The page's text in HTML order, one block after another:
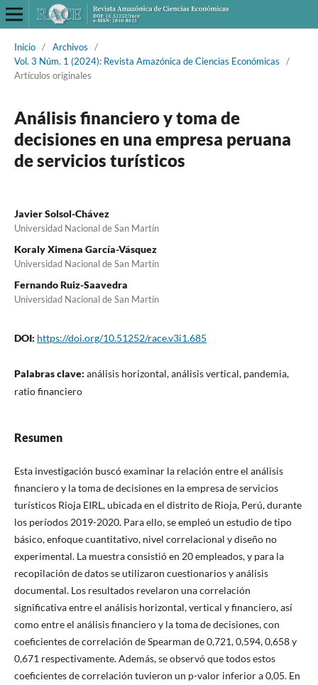
Inicio / Archivos
/
Vol. 3 Núm. 1 (2024): Revista Amazónica de Ciencias Económicas
/
Artículos originales
Análisis financiero y toma de
decisiones en una empresa peruana
de servicios turísticos
Javier Solsol-Chávez
Universidad Nacional de San Martín
Koraly Ximena García-Vásquez
Universidad Nacional de San Martín
Fernando Ruiz-Saavedra
Universidad Nacional de San Martín
DOI: https://doi.org/10.51252/race.v3i1.685
Palabras clave: análisis horizontal, análisis vertical, pandemia,
ratio financiero
Resumen
Esta investigación buscó examinar la relación entre el análisis
financiero y la toma de decisiones en la empresa de servicios
turísticos Rioja EIRL, ubicada en el distrito de Rioja, Perú, durante
los períodos 2019-2020. Para ello, se empleó un estudio de tipo
básico, enfoque cuantitativo, nivel correlacional y diseño no
experimental. La muestra consistió en 20 empleados, y para la
recopilación de datos se utilizaron cuestionarios y análisis
documental. Los resultados revelaron una correlación
significativa entre el análisis horizontal, vertical y financiero, así
como entre el análisis financiero y la toma de decisiones, con
coeficientes de correlación de Spearman de 0,721, 0,594, 0,658 y
0,671 respectivamente. Además, se observó que todos estos
coeficientes de correlación tuvieron un p-valor inferior a 0,05. En